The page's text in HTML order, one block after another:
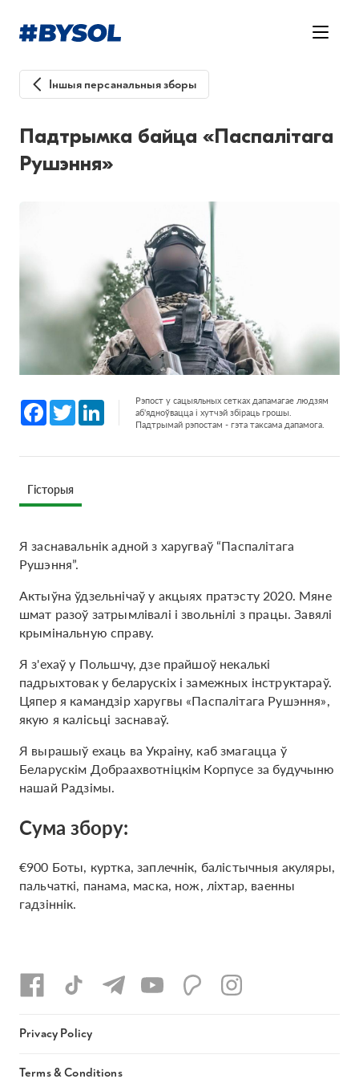
Іншыя персанальныя зборы
Падтрымка байца «Паспалітага
Рушэння»
Facebook
Twitter LinkedInРэпост у сацыяльных сетках дапамагае людзям
аб'ядноўвацца і хутчэй збіраць грошы.
Падтрымай рэпостам - гэта таксама дапамога.
Гісторыя
Я заснавальнік адной з харугваў “Паспалітага
Рушэння”.
Актыўна ўдзельнічаў у акцыях пратэсту 2020. Мяне
шмат разоў затрымлівалі і звольнілі з працы. Завялі
крымінальную справу.
Я з'ехаў у Польшчу, дзе прайшоў некалькі
падрыхтовак у беларускіх і замежных інструктараў.
Цяпер я камандзір харугвы «Паспалітага Рушэння»,
якую я калісьці заснаваў.
Я вырашыў ехаць ва Украіну, каб змагацца ў
Беларускім Добраахвотніцкім Корпусе за будучыню
нашай Радзімы.
Сума збору:
€900 Боты, куртка, заплечнік, балістычныя акуляры,
пальчаткі, панама, маска, нож, ліхтар, ваенны
гадзіннік.
Privacy Policy
Terms & Conditions